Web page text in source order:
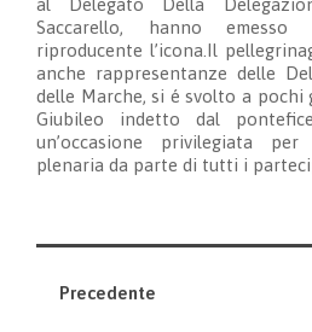
Saccarello, hanno
riproducente l’icona.Il
anche rappresentanze delle
delle Marche, si é svolto a pochi
Giubileo indetto dal
un’occasione privilegiata per
plenaria da parte di tutti i
Precedente